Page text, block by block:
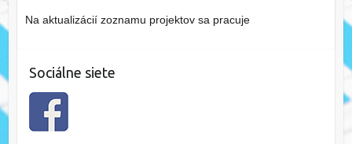
Na aktualizácií zoznamu projektov sa pracuje
Sociálne siete